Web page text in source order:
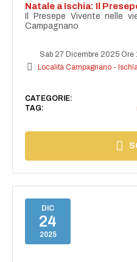
Natale a Ischia: Il
Il Presepe Vivente nelle
Campagnano
Sab 27 Dicembre 2025 Ore
Località Campagnano -
CATEGORIE:
TAG:
DIC
24
2025